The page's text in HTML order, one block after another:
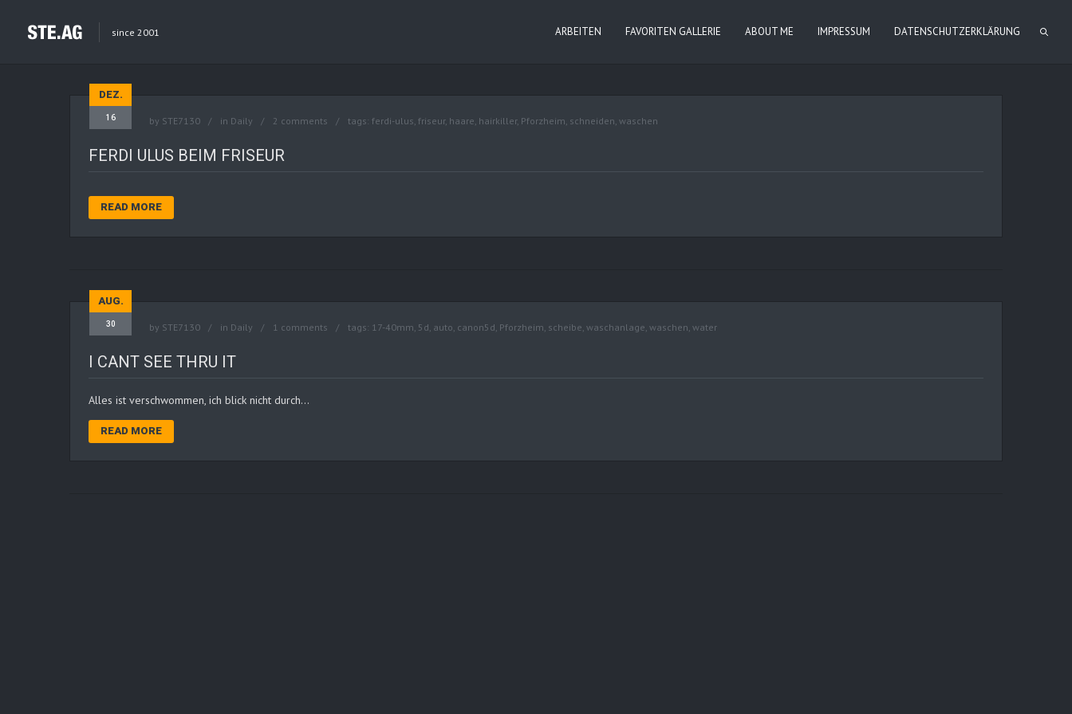
since 2001 ARBEITEN FAVORITEN GALLERIE ABOUT ME IMPRESSUM DATENSCHUTZERKLÄRUNG
DEZ.
16 by STE7130 in Daily 2 comments tags: ferdi-ulus, friseur, haare, hairkiller, Pforzheim, schneiden, waschen
FERDI ULUS BEIM FRISEUR
READ MORE
AUG.
30 by STE7130 in Daily 1 comments tags: 17-40mm, 5d, auto, canon5d, Pforzheim, scheibe, waschanlage, waschen, water
I CANT SEE THRU IT
Alles ist verschwommen, ich blick nicht durch…
READ MORE